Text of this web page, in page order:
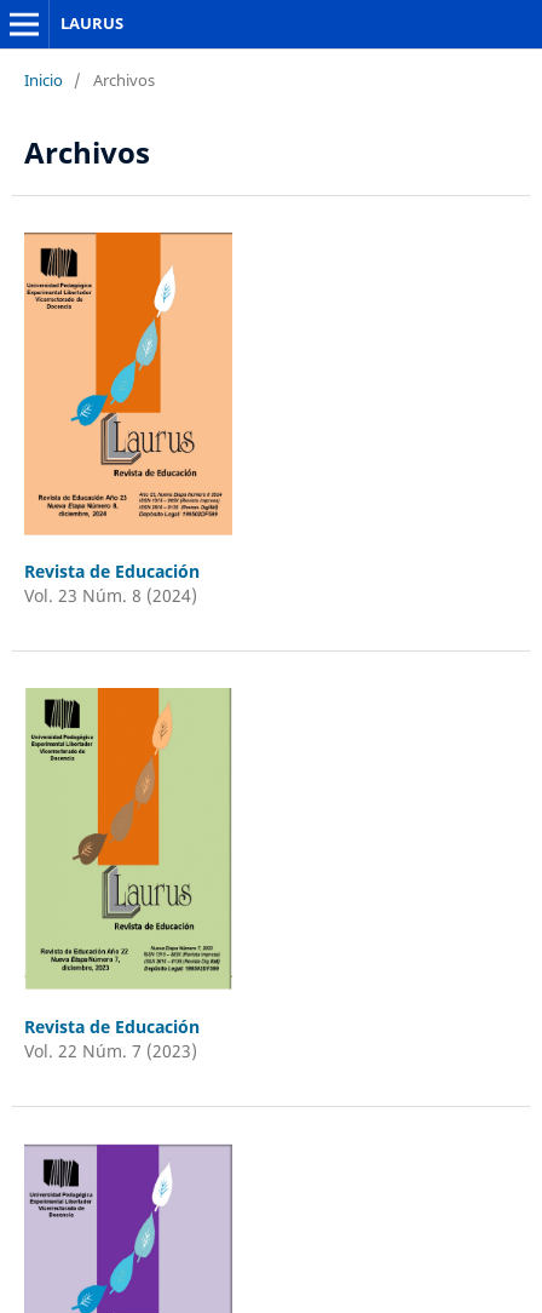
LAURUS
Inicio / Archivos
Archivos
Revista de Educación
Vol. 23 Núm. 8 (2024)
Revista de Educación
Vol. 22 Núm. 7 (2023)